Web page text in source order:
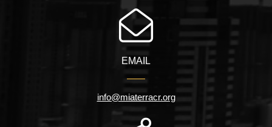
EMAIL
info@miaterracr.org